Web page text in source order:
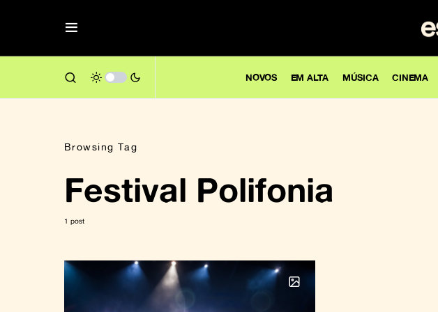
NOVOS EM ALTA MÚSICA CINEMA
Browsing Tag
Festival Polifonia
1 post